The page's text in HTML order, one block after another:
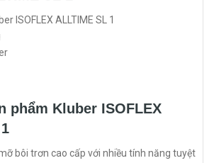
ISOFLEX ALLTIME SL 1
phẩm Kluber ISOFLEX
bôi trơn cao cấp với nhiều tính năng tuyệt